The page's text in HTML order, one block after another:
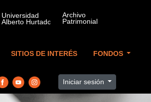
SITIOS DE INTERÉS FONDOS
Iniciar sesión